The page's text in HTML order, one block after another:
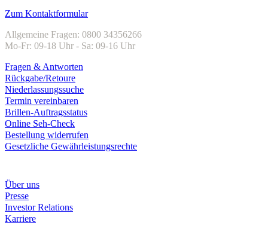
Zum Kontaktformular
Allgemeine Fragen: 0800 34356266
Mo-Fr: 09-18 Uhr - Sa: 09-16 Uhr
Fragen & Antworten
Rückgabe/Retoure
Niederlassungssuche
Termin vereinbaren
Brillen-Auftragsstatus
Online Seh-Check
Bestellung widerrufen
Gesetzliche Gewährleistungsrechte
Über uns
Presse
Investor Relations
Karriere